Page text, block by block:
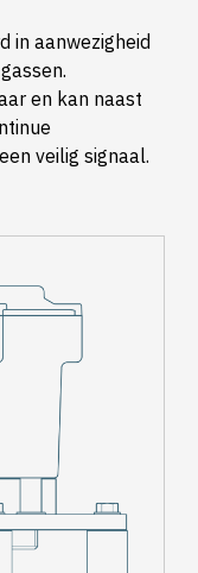
in aanwezigheid
en kan naast
veilig signaal.